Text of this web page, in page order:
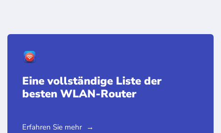
Eine vollständige Liste der
besten WLAN-Router
Erfahren Sie mehr